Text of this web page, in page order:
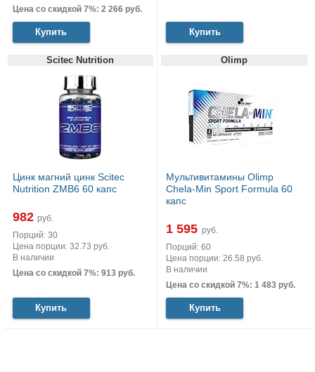
Цена со скидкой 7%: 2 266 руб.
Купить Купить
Scitec Nutrition
Цинк магний цинк Scitec
Nutrition ZMB6 60 капс
982 руб.
Порций: 30
Цена порции: 32.73 руб.
В наличии
Цена со скидкой 7%: 913 руб.
Купить
Olimp
Мультивитамины Olimp
Chela-Min Sport Formula 60
капс
1 595 руб.
Порций: 60
Цена порции: 26.58 руб.
В наличии
Цена со скидкой 7%: 1 483 руб.
Купить